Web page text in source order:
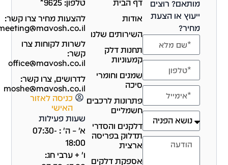
מותאם? רוצים
ייעוץ או הצעת
מחיר?
דף הבית
אודות
השירותים שלנו
תחנות דלק
קמעוניות
שמנים וחומרי
סיכה
פתרונות לרכבים
חשמליים
דלקנים והסדרי
תדלוק בפריסה
ארצית
אספקת דלקים
טלפון: 9625*
להצעות מחיר צרו קשר:
telemeeting@mavosh.co.il
לשרות לקוחות צרו
קשר:
office@mavosh.co.il
לדרושים, צרו קשר:
moshe@mavosh.co.il
כניסה לאזור
האישי
שעות פעילות
א' – ה' : 07:30-
18:00
ו' + ערבי חג: